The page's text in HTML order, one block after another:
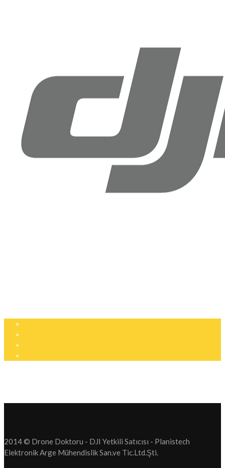
2014 © Drone Doktoru - DJI Yetkili Satıcısı - Planistech
Elektronik Arge Mühendislik San.ve Tic.Ltd.Şti.